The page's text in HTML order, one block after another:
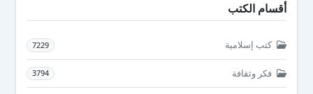
أقسام الكتب
كتب إسلامية 7229
فكر وثقافة 3794